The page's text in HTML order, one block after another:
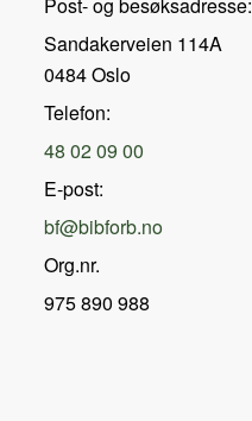
Post- og besøksadresse:
Sandakerveien 114A
0484 Oslo
Telefon:
48 02 09 00
E-post:
bf@bibforb.no
Org.nr.
975 890 988